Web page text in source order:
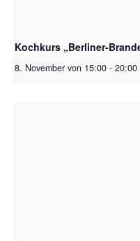
Kochkurs „Berliner-
8. November von 15:00 - 20:00